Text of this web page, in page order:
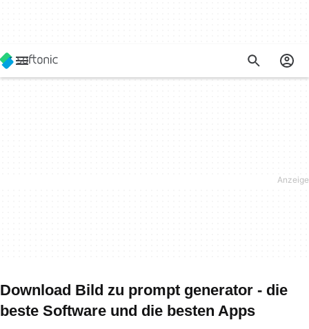
Download Bild zu prompt generator - die
beste Software und die besten Apps